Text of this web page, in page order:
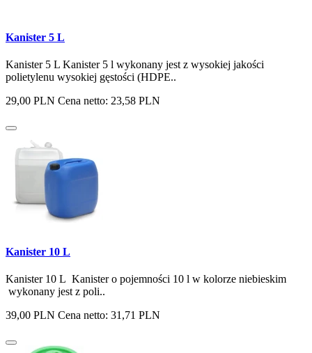
Kanister 5 L
Kanister 5 L Kanister 5 l wykonany jest z wysokiej jakości
polietylenu wysokiej gęstości (HDPE..
29,00 PLN Cena netto: 23,58 PLN
Kanister 10 L
Kanister 10 L Kanister o pojemności 10 l w kolorze niebieskim
wykonany jest z poli..
39,00 PLN Cena netto: 31,71 PLN